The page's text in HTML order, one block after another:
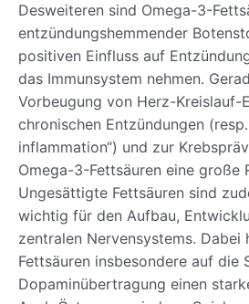
Desweiteren sind Omega-3-
entzündungshemmender
positiven Einfluss auf
das Immunsystem nehmen.
Vorbeugung von Herz-Kreislauf-
chronischen Entzündungen
inflammation“) und zur
Omega-3-Fettsäuren eine große
Ungesättigte Fettsäuren sind
wichtig für den Aufbau,
zentralen Nervensystems. Dabei
Fettsäuren insbesondere auf die
Dopaminübertragung einen